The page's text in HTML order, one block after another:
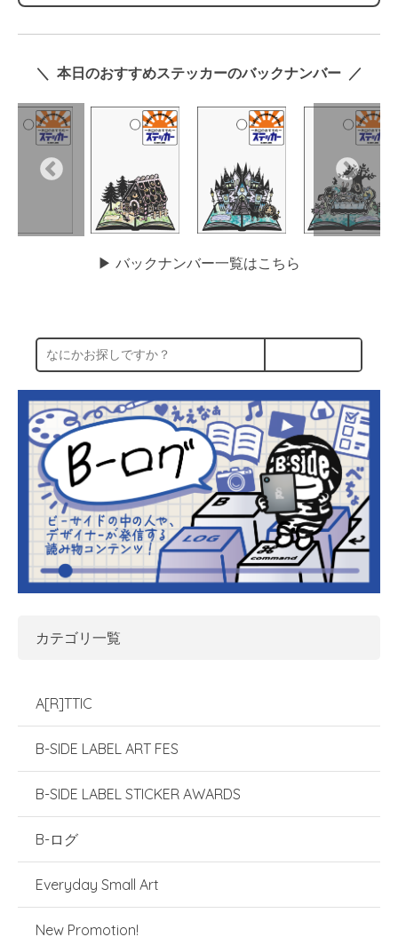
＼ 本日のおすすめステッカーのバックナンバー ／
▶︎ バックナンバー一覧はこちら
カテゴリ一覧
A[R]TTIC
B-SIDE LABEL ART FES
B-SIDE LABEL STICKER AWARDS
B-ログ
Everyday Small Art
New Promotion!